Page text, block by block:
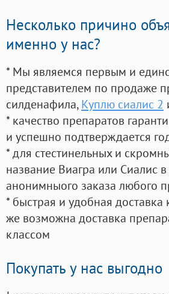
Несколько причино
именно у нас?
* Мы являемся первым и
представителем по продаже
силденафила, Куплю сиалис 2
* качество препаратов
и успешно подтверждается
* для стестинельных и
название Виагра или Сиалис
анонимныого заказа любого
* быстрая и удобная
же возможна доставка
классом
Покупать у нас выгодно